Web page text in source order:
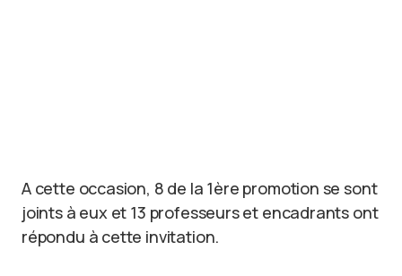
A cette occasion, 8 de la 1ère promotion se sont
joints à eux et 13 professeurs et encadrants ont
répondu à cette invitation.